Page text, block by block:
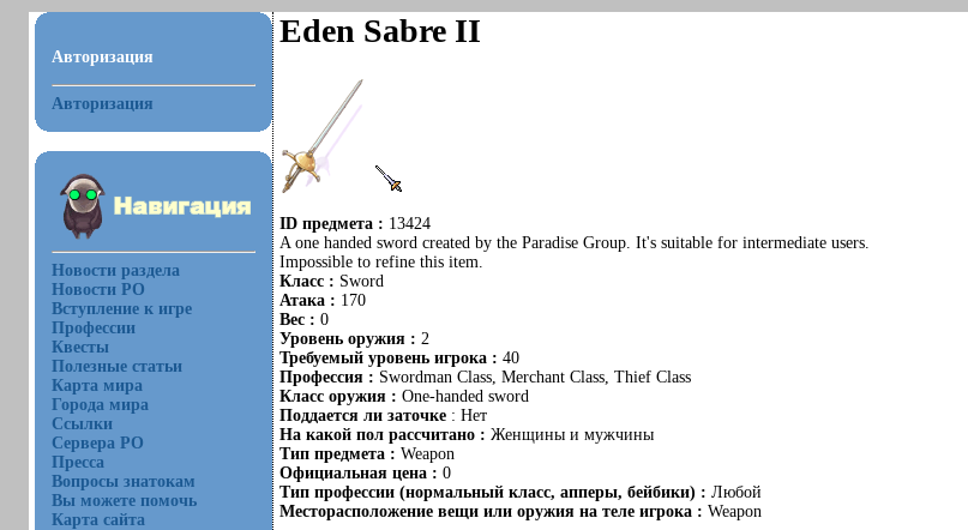
Авторизация
Авторизация
Новости раздела
Новости РО
Вступление к игре
Профессии
Квесты
Полезные статьи
Карта мира
Города мира
Ссылки
Сервера РО
Пресса
Вопросы знатокам
Вы можете помочь
Карта сайта
Eden Sabre II
ID предмета : 13424
A one handed sword created by the Paradise Group. It's suitable for intermediate users.
Impossible to refine this item.
Класс : Sword
Атака : 170
Вес : 0
Уровень оружия : 2
Требуемый уровень игрока : 40
Профессия : Swordman Class, Merchant Class, Thief Class
Класс оружия : One-handed sword
Поддается ли заточке : Нет
На какой пол рассчитано : Женщины и мужчины
Тип предмета : Weapon
Официальная цена : 0
Тип профессии (нормальный класс, апперы, бейбики) : Любой
Месторасположение вещи или оружия на теле игрока : Weapon